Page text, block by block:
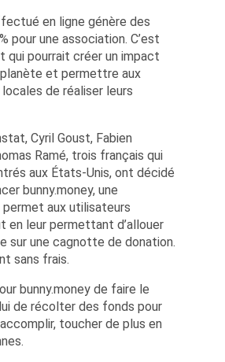
en ligne génère des
pour une association. C’est
qui pourrait créer un impact
et permettre aux
de réaliser leurs
Cyril Goust, Fabien
Ramé, trois français qui
aux États-Unis, ont décidé
bunny.money, une
aux utilisateurs
en leur permettant d’allouer
sur une cagnotte de donation.
sans frais.
bunny.money de faire le
de récolter des fonds pour
toucher de plus en